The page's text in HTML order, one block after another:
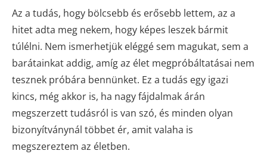
Az a tudás, hogy bölcsebb és erősebb lettem, az a
hitet adta meg nekem, hogy képes leszek bármit
túlélni. Nem ismerhetjük eléggé sem magukat, sem a
barátainkat addig, amíg az élet megpróbáltatásai nem
tesznek próbára bennünket. Ez a tudás egy igazi
kincs, még akkor is, ha nagy fájdalmak árán
megszerzett tudásról is van szó, és minden olyan
bizonyítványnál többet ér, amit valaha is
megszereztem az életben.